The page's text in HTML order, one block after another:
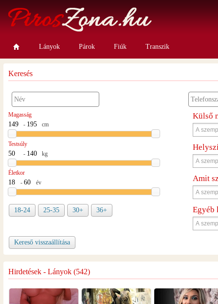
Lányok Párok Fiúk Transzik
Keresés
Magasság
-
cm
Testsúly
-
kg
Életkor
-
év
18-24 25-35 30+ 36+
Külső
Amit
Egyéb
Kereső visszaállítása
Hirdetések - Lányok (542)